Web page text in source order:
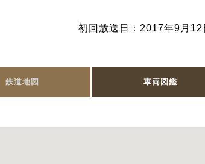
初回放送日：2017年9月12
鉄道地図 車両図鑑